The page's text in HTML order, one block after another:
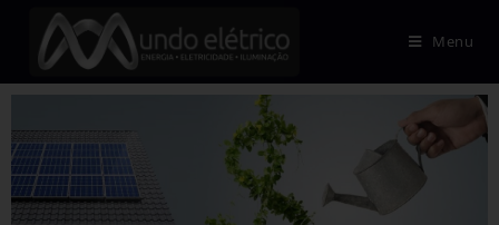
Menu